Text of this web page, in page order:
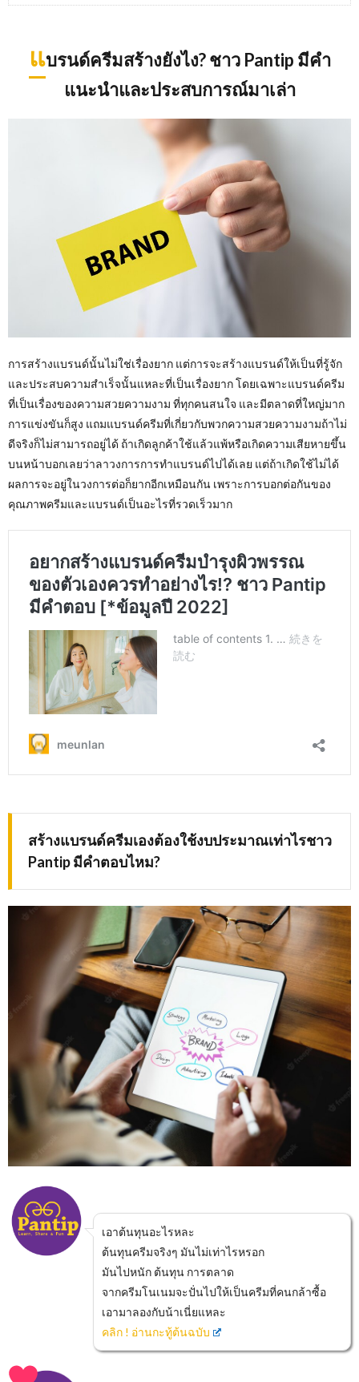
แบรนด์ครีมสร้างยังไง? ชาว Pantip มีคำ
แนะนำและประสบการณ์มาเล่า
การสร้างแบรนด์นั้นไม่ใช่เรื่องยาก แต่การจะสร้างแบรนด์ให้เป็นที่รู้จัก
และประสบความสำเร็จนั้นแหละที่เป็นเรื่องยาก โดยเฉพาะแบรนด์ครีม
ที่เป็นเรื่องของความสวยความงาม ที่ทุกคนสนใจ และมีตลาดที่ใหญ่มาก
การแข่งขันก็สูง แถมแบรนด์ครีมที่เกี่ยวกับพวกความสวยความงามถ้าไม่
ดีจริงก็ไม่สามารถอยู่ได้ ถ้าเกิดลูกค้าใช้แล้วแพ้หรือเกิดความเสียหายขึ้น
บนหน้าบอกเลยว่าลาวงการการทำแบรนด์ไปได้เลย แต่ถ้าเกิดใช้ไม่ได้
ผลการจะอยู่ในวงการต่อก็ยากอีกเหมือนกัน เพราะการบอกต่อกันของ
คุณภาพครีมและแบรนด์เป็นอะไรที่รวดเร็วมาก
สร้างแบรนด์ครีมเองต้องใช้งบประมาณเท่าไรชาว
Pantip มีคำตอบไหม?
เอาต้นทุนอะไรหละ
ต้นทุนครีมจริงๆ มันไม่เท่าไรหรอก
มันไปหนัก ต้นทุน การตลาด
จากครีมโนเนมจะปั่นไปให้เป็นครีมที่คนกล้าซื้อ
เอามาลองกับน้าเนี่ยแหละ
คลิก ! อ่านกะทู้ต้นฉบับ